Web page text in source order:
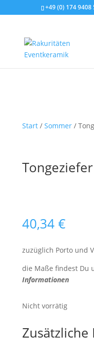
+49 (0) 174 9408
Start/ Sommer/
40,34€
zuzüglich Porto und
die Maße findest Du
Informationen
Nicht vorrätig